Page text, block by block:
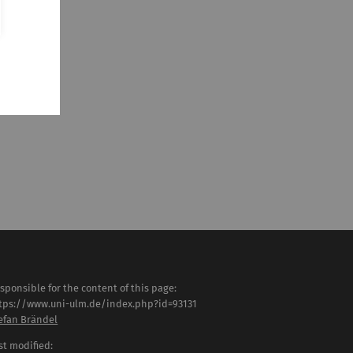
for the content of this page:
www.uni-ulm.de/index.php?id=93131
Brändel
modified: